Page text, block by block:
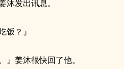
沐发出讯息。
饭？』
』姜沐很快回了他。